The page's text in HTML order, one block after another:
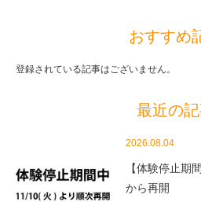
おすすめ
登録されている記事はございません。
最近の
2026.08.04
【体験停止期
から再開